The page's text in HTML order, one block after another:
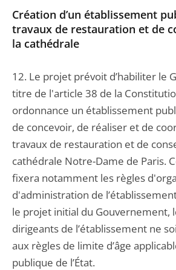
Création d’un établissement
travaux de restauration et de
la cathédrale
12. Le projet prévoit d’habiliter le
titre de l'article 38 de la
ordonnance un établissement
de concevoir, de réaliser et de
travaux de restauration et de
cathédrale Notre-Dame de Paris.
fixera notamment les règles
d'administration de
le projet initial du Gouvernement,
dirigeants de l’établissement ne
aux règles de limite d’âge
publique de l’État.